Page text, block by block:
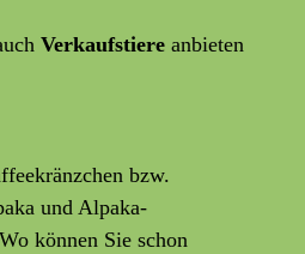
Verkaufstiere anbieten
bzw.
und Alpaka-
können Sie schon